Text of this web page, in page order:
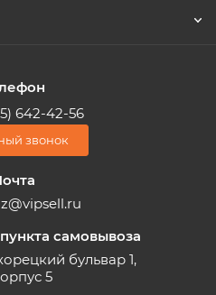
642-42-56
звонок
самовывоза
бульвар 1,
5